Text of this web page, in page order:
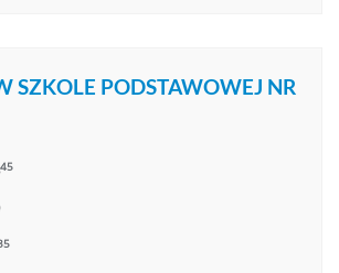
SZKOLE PODSTAWOWEJ NR
45